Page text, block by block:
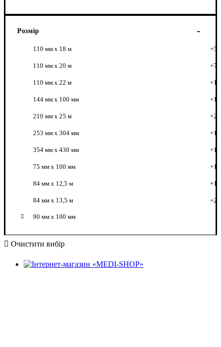
Розмір
110 мм х 18 м +5
110 мм x 20 м +7
110 мм х 22 м +1
144 мм х 100 мм +1
210 мм х 25 м +2
253 мм x 304 мм +1
354 мм x 430 мм +1
75 мм х 100 мм +1
84 мм x 12,5 м +1
84 мм x 13,5 м +2
90 мм х 100 мм
Очистити вибір